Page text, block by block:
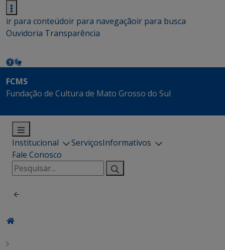
ir para conteúdoir para navegaçãoir para busca
Ouvidoria Transparência
FCMS
Fundação de Cultura de Mato Grosso do Sul
Institucional ServiçosInformativos
Fale Conosco
Pesquisar
por: